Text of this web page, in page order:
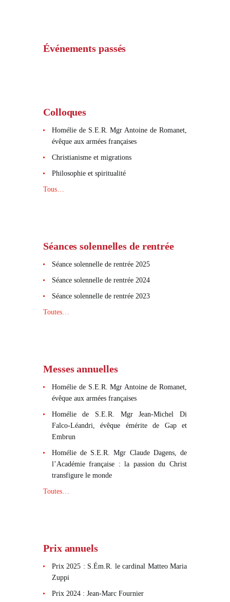
Événements passés
Colloques
Homélie de S.E.R. Mgr Antoine de Romanet,
évêque aux armées françaises
Christianisme et migrations
Philosophie et spiritualité
Tous…
Séances solennelles de rentrée
Séance solennelle de rentrée 2025
Séance solennelle de rentrée 2024
Séance solennelle de rentrée 2023
Toutes…
Messes annuelles
Homélie de S.E.R. Mgr Antoine de Romanet,
évêque aux armées françaises
Homélie de S.E.R. Mgr Jean-Michel Di
Falco-Léandri, évêque émérite de Gap et
Embrun
Homélie de S.E.R. Mgr Claude Dagens, de
l’Académie française : la passion du Christ
transfigure le monde
Toutes…
Prix annuels
Prix 2025 : S.Ém.R. le cardinal Matteo Maria
Zuppi
Prix 2024 : Jean-Marc Fournier